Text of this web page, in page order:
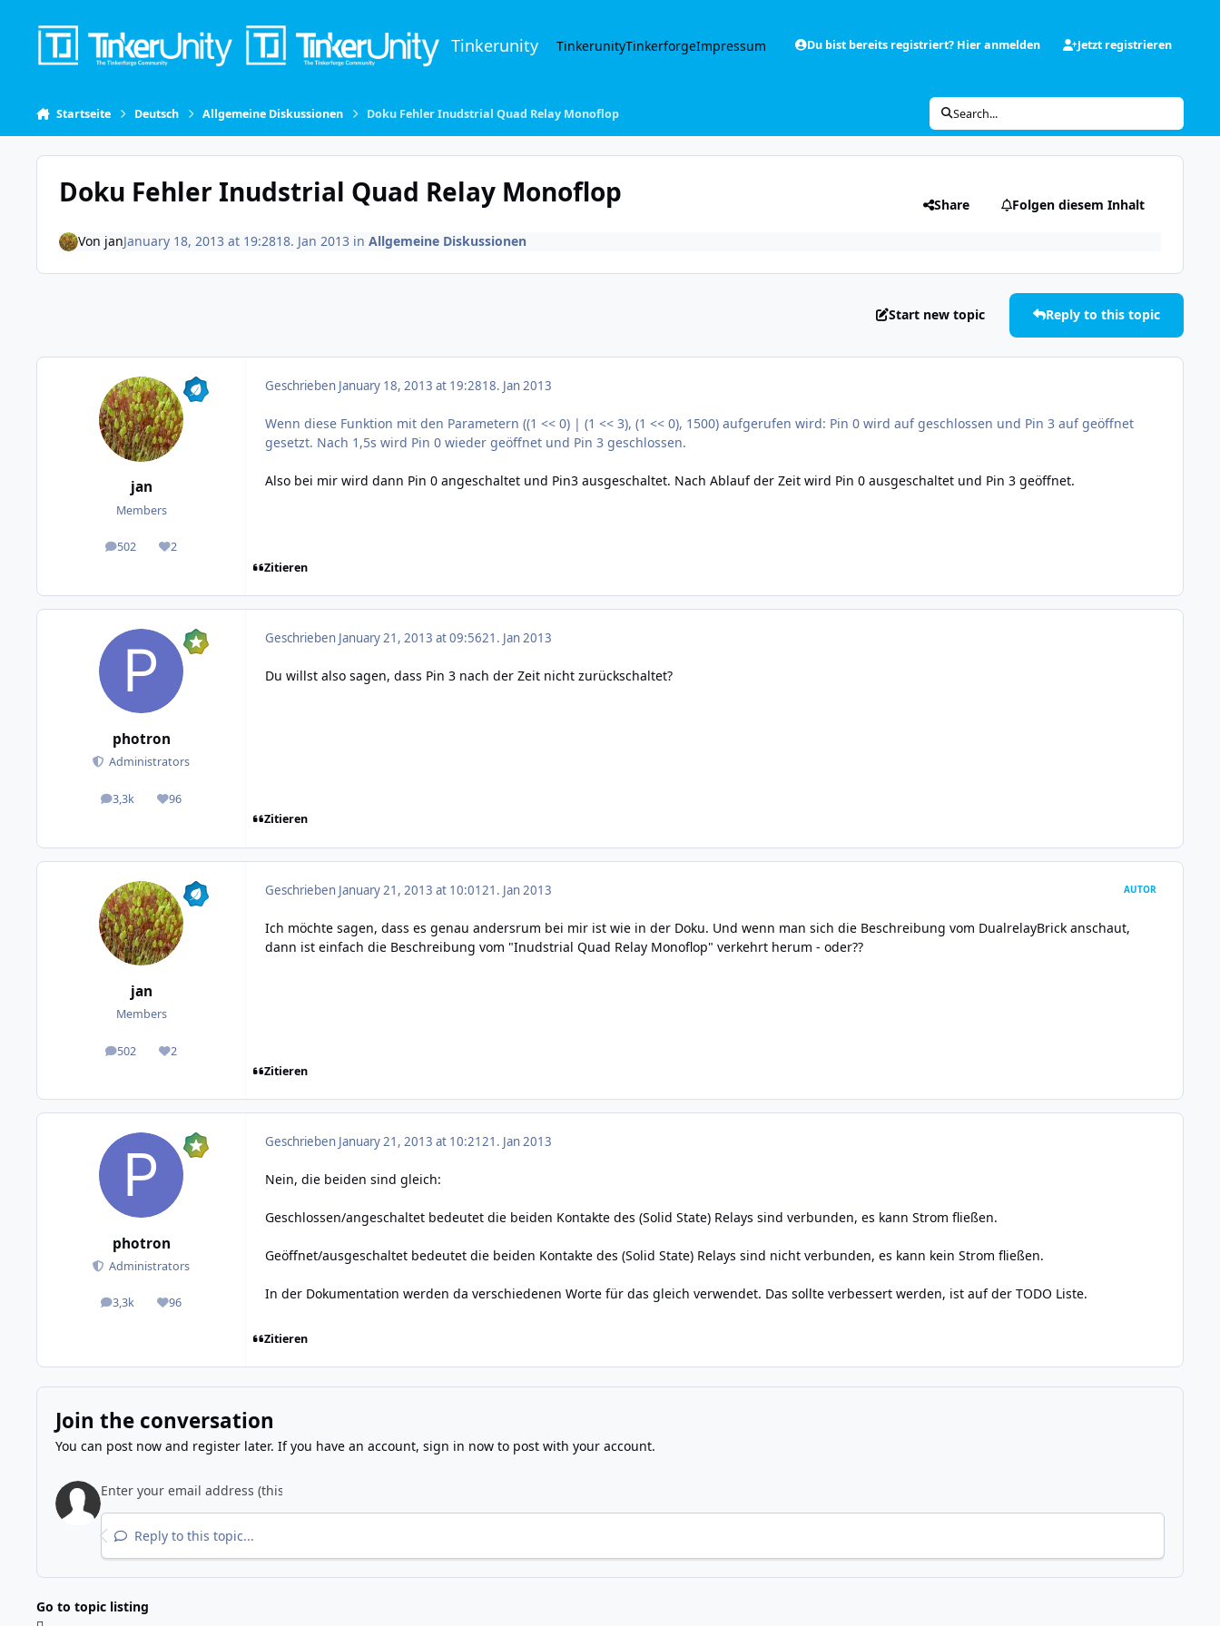
Tinkerunity TinkerunityTinkerforgeImpressum Du bist bereits registriert? Hier anmelden Jetzt registrieren
Startseite Deutsch Allgemeine Diskussionen Doku Fehler Inudstrial Quad Relay Monoflop Search...
Doku Fehler Inudstrial Quad Relay Monoflop Share Folgen diesem Inhalt
Von janJanuary 18, 2013 at 19:2818. Jan 2013 in Allgemeine Diskussionen
Start new topic Reply to this topic
jan
Members
502
posts 2
Reputation
Geschrieben January 18, 2013 at 19:2818. Jan 2013
Wenn diese Funktion mit den Parametern ((1 << 0) | (1 << 3), (1 << 0), 1500) aufgerufen wird: Pin 0 wird auf geschlossen und Pin 3 auf geöffnet
gesetzt. Nach 1,5s wird Pin 0 wieder geöffnet und Pin 3 geschlossen.
Also bei mir wird dann Pin 0 angeschaltet und Pin3 ausgeschaltet. Nach Ablauf der Zeit wird Pin 0 ausgeschaltet und Pin 3 geöffnet.
Zitieren
photron
Administrators
3,3k
posts 96
Reputation
Geschrieben January 21, 2013 at 09:5621. Jan 2013
Du willst also sagen, dass Pin 3 nach der Zeit nicht zurückschaltet?
Zitieren
jan
Members
502
posts 2
Reputation
Geschrieben January 21, 2013 at 10:0121. Jan 2013 AUTOR
Ich möchte sagen, dass es genau andersrum bei mir ist wie in der Doku. Und wenn man sich die Beschreibung vom DualrelayBrick anschaut,
dann ist einfach die Beschreibung vom "Inudstrial Quad Relay Monoflop" verkehrt herum - oder??
Zitieren
photron
Administrators
3,3k
posts 96
Reputation
Geschrieben January 21, 2013 at 10:2121. Jan 2013
Nein, die beiden sind gleich:
Geschlossen/angeschaltet bedeutet die beiden Kontakte des (Solid State) Relays sind verbunden, es kann Strom fließen.
Geöffnet/ausgeschaltet bedeutet die beiden Kontakte des (Solid State) Relays sind nicht verbunden, es kann kein Strom fließen.
In der Dokumentation werden da verschiedenen Worte für das gleich verwendet. Das sollte verbessert werden, ist auf der TODO Liste.
Zitieren
Join the conversation
You can post now and register later. If you have an account, sign in nowto post with your account.
Reply to this topic...
Go to topic listing